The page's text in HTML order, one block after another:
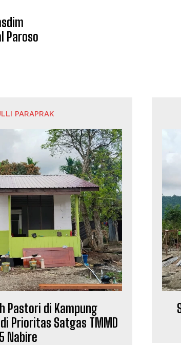
Paroso
PARAPRAK
Pastori di Kampung
Prioritas Satgas TMMD
Nabire